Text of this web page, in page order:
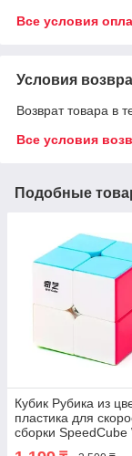
Все условия
Условия
Возврат товара в
Все условия
Подобные
Кубик Рубика из
пластика для
сборки SpeedCube
QYtoys (2 x 2 x 2)